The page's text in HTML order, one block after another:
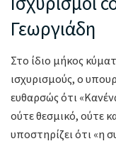
Γεωργιάδη
Στο ίδιο μήκος
ισχυρισμούς, ο
ευθαρσώς ότι
ούτε θεσμικό, ούτε
υποστηρίζει ότι «η